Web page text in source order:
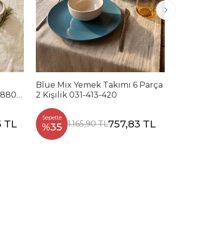
TL
Blue Mix Yemek Takımı 6 Parça
2 Kişilik 031-413-420
Sepette
%35 1.165,90 TL757,83 TL